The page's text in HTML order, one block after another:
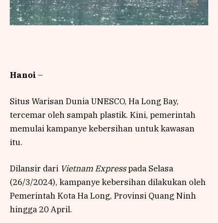
Hanoi –
Situs Warisan Dunia UNESCO, Ha Long Bay,
tercemar oleh sampah plastik. Kini, pemerintah
memulai kampanye kebersihan untuk kawasan
itu.
Dilansir dari Vietnam Expresspada Selasa
(26/3/2024), kampanye kebersihan dilakukan oleh
Pemerintah Kota Ha Long, Provinsi Quang Ninh
hingga 20 April.